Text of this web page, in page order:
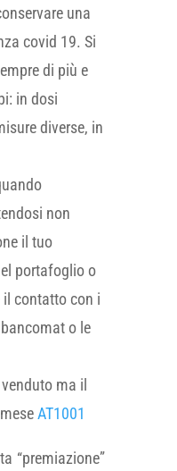
una
covid 19. Si
di più e
in dosi
diverse, in
non
il tuo
portafoglio o
contatto con i
o le
ma il
AT1001
“premiazione”